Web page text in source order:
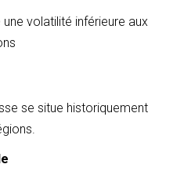
volatilité inférieure aux
se situe historiquement